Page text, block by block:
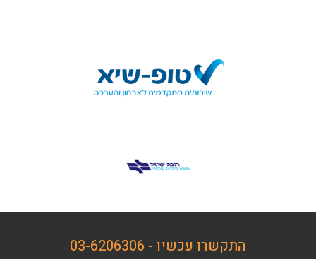
התקשרו עכשיו - 03-6206306